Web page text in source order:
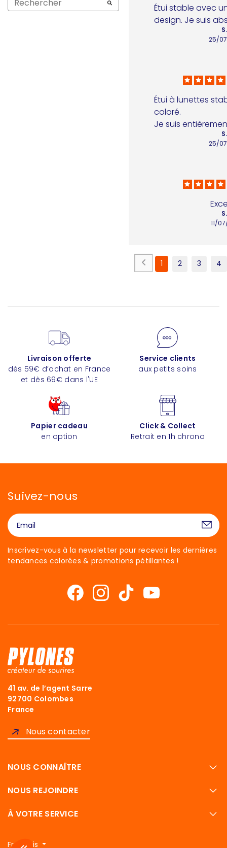
Étui stable avec
design. Je suis
25/
Étui à lunettes
coloré.
Je suis
25/
11/
1 2 3 4
Livraison offerte
dès 59€ d’achat en France
et dès 69€ dans l'UE
Service clients
aux petits soins
Papier cadeau
en option
Click & Collect
Retrait en 1h chrono
Suivez-nous
Inscrivez-vous à la newsletter pour recevoir les dernières
tendances colorées & promotions pétillantes !
41 av. de l’agent Sarre
92700 Colombes
France
Nous contacter
NOUS CONNAÎTRE
NOUS REJOINDRE
À VOTRE SERVICE
Français